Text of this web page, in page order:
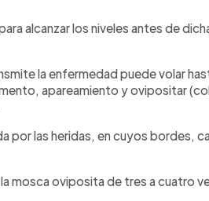
alcanzar los niveles antes de
la enfermedad puede volar
apareamiento y ovipositar
por las heridas, en cuyos bordes,
mosca oviposita de tres a cuatro